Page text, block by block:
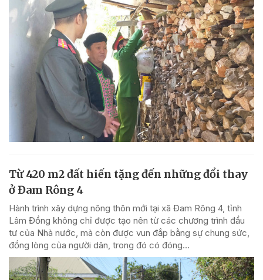
Từ 420 m2 đất hiến tặng đến những đổi thay
ở Đam Rông 4
Hành trình xây dựng nông thôn mới tại xã Đam Rông 4, tỉnh
Lâm Đồng không chỉ được tạo nên từ các chương trình đầu
tư của Nhà nước, mà còn được vun đắp bằng sự chung sức,
đồng lòng của người dân, trong đó có đóng...